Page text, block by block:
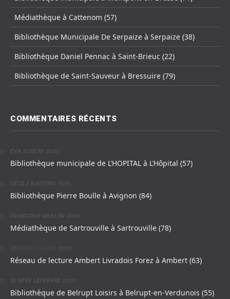
Médiathèque à Cattenom (57)
Bibliothèque Municipale De Serpaize à Serpaize (38)
Bibliothèque Daniel Pennac à Saint-Brieuc (22)
Bibliothèque de Saint-Sauveur à Bressuire (79)
COMMENTAIRES RÉCENTS
EVA SCHERF dans
Bibliothèque municipale de L’HOPITAL à L’Hôpital (57)
CÉCILE NATTERO dans
Bibliothèque Pierre Boulle à Avignon (84)
FRANCOISE MULLER dans
Médiathèque de Sartrouville à Sartrouville (78)
dans
Réseau de lecture Ambert Livradois Forez à Ambert (63)
OLIVIER LEFEBVRE dans
Bibliothèque de Belrupt Loisirs à Belrupt-en-Verdunois (55)